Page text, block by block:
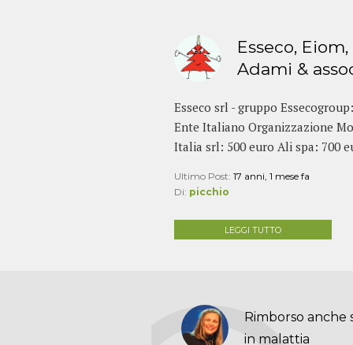
Esseco,
Adami &
Esseco srl - gruppo
Ente Italiano Organizzazione
Italia srl: 500 euro Ali spa: 700
Ultimo Post: 17 anni, 1 mese fa
Di: picchio
LEGGI TUTTO
Rimborso anche
in malattia